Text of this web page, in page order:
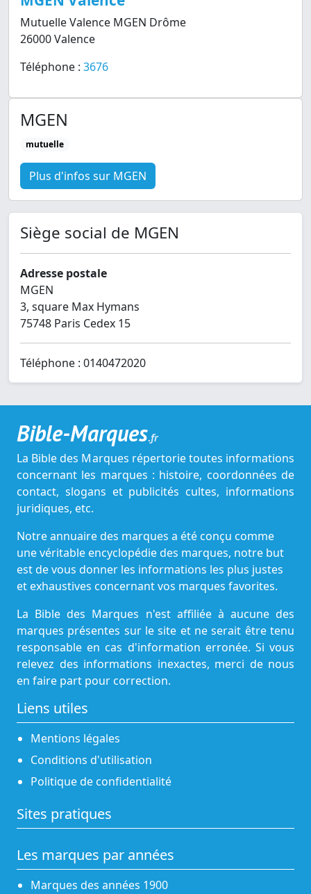
Mutuelle Valence MGEN Drôme
26000 Valence
Téléphone : 3676
MGEN
mutuelle
Plus d'infos sur MGEN
Siège social de MGEN
Adresse postale
MGEN
3, square Max Hymans
75748 Paris Cedex 15
Téléphone : 0140472020
Bible-Marques.fr
La Bible des Marques répertorie toutes informations
concernant les marques : histoire, coordonnées de
contact, slogans et publicités cultes, informations
juridiques, etc.
Notre annuaire des marques a été conçu comme
une véritable encyclopédie des marques, notre but
est de vous donner les informations les plus justes
et exhaustives concernant vos marques favorites.
La Bible des Marques n'est affiliée à aucune des
marques présentes sur le site et ne serait être tenu
responsable en cas d'information erronée. Si vous
relevez des informations inexactes, merci de nous
en faire part pour correction.
Liens utiles
Mentions légales
Conditions d'utilisation
Politique de confidentialité
Sites pratiques
Les marques par années
Marques des années 1900